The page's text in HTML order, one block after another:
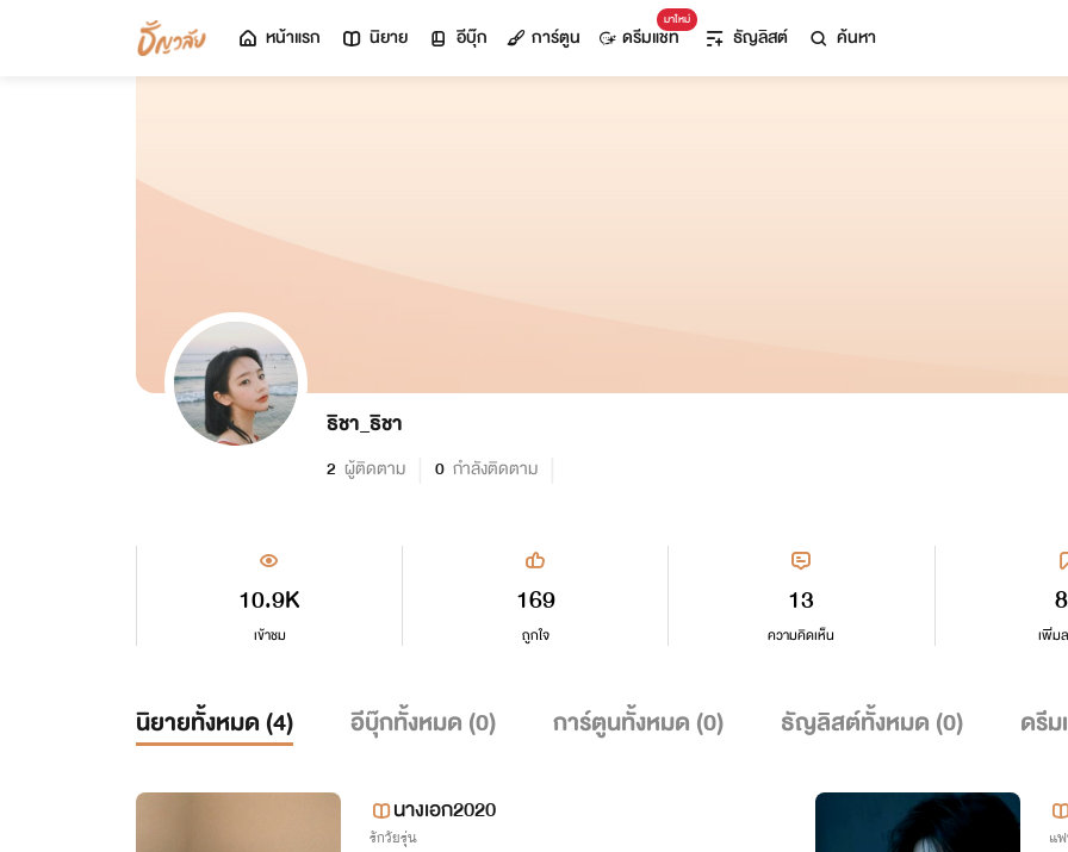
หน้าแรก นิยาย อีบุ๊ก การ์ตูน
มาใหม่
ดรีมแชท ธัญลิสต์ ค้นหา
ธิชา_ธิชา
2 ผู้ติดตาม 0 กำลังติดตาม
10.9K
เข้าชม เพิ่ม
169
ถูกใจ
13
ความคิดเห็น
นิยายทั้งหมด (4) อีบุ๊กทั้งหมด (0) การ์ตูนทั้งหมด (0) ธัญลิสต์ทั้งหมด (0) ดรี
นางเอก2020
รักวัยรุ่น แ